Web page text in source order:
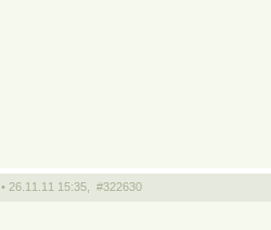
• 26.11.11 15:35, #322630